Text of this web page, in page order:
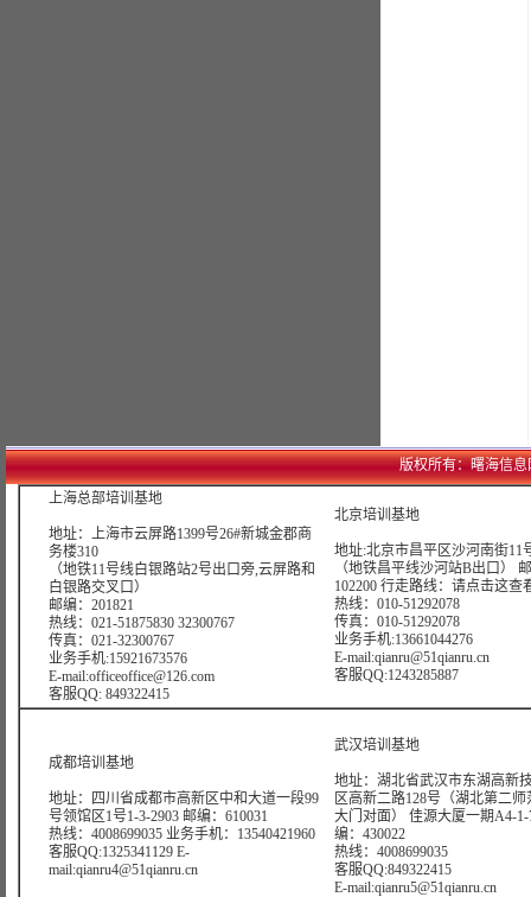
版权所有：曙海信息
上海总部培训基地
地址：上海市云屏路1399号26#新城金郡商
务楼310
（地铁11号线白银路站2号出口旁,云屏路和
白银路交叉口）
邮编：201821
热线：021-51875830 32300767
传真：021-32300767
业务手机:15921673576
E-mail:officeoffice@126.com
客服QQ: 849322415
北京培训基地
地址:北京市昌平区沙河南街11
（地铁昌平线沙河站B出口）
102200 行走路线： 请点击这查
热线：010-51292078
传真：010-51292078
业务手机:13661044276
E-mail:qianru@51qianru.cn
客服QQ:1243285887
成都培训基地
地址：四川省成都市高新区中和大道一段99
号领馆区1号1-3-2903 邮编：610031
热线：4008699035 业务手机：13540421960
客服QQ:1325341129 E-
mail:qianru4@51qianru.cn
武汉培训基地
地址：湖北省武汉市东湖高新
区高新二路128号（湖北第二师
大门对面） 佳源大厦一期A4-1-
编：430022
热线：4008699035
客服QQ:849322415
E-mail:qianru5@51qianru.cn